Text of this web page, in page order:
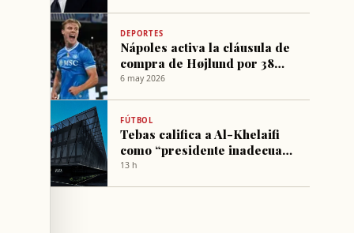
DEPORTES
Nápoles activa la cláusula de
compra de Højlund por 38
millones de libras
6 may 2026
FÚTBOL
Tebas califica a Al-Khelaifi
como “presidente inadecuado
para la FIFA”
13 h